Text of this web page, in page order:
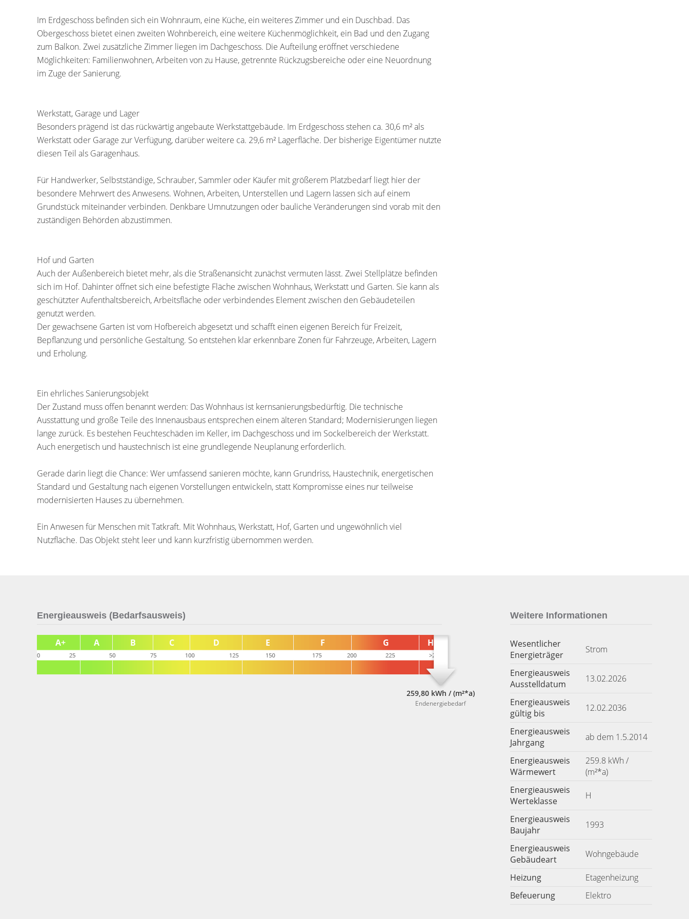
Im Erdgeschoss befinden sich ein Wohnraum, eine Küche, ein weiteres Zimmer und ein Duschbad. Das
Obergeschoss bietet einen zweiten Wohnbereich, eine weitere Küchenmöglichkeit, ein Bad und den Zugang
zum Balkon. Zwei zusätzliche Zimmer liegen im Dachgeschoss. Die Aufteilung eröffnet verschiedene
Möglichkeiten: Familienwohnen, Arbeiten von zu Hause, getrennte Rückzugsbereiche oder eine Neuordnung
im Zuge der Sanierung.
Werkstatt, Garage und Lager
Besonders prägend ist das rückwärtig angebaute Werkstattgebäude. Im Erdgeschoss stehen ca. 30,6 m² als
Werkstatt oder Garage zur Verfügung, darüber weitere ca. 29,6 m² Lagerfläche. Der bisherige Eigentümer nutzte
diesen Teil als Garagenhaus.
Für Handwerker, Selbstständige, Schrauber, Sammler oder Käufer mit größerem Platzbedarf liegt hier der
besondere Mehrwert des Anwesens. Wohnen, Arbeiten, Unterstellen und Lagern lassen sich auf einem
Grundstück miteinander verbinden. Denkbare Umnutzungen oder bauliche Veränderungen sind vorab mit den
zuständigen Behörden abzustimmen.
Hof und Garten
Auch der Außenbereich bietet mehr, als die Straßenansicht zunächst vermuten lässt. Zwei Stellplätze befinden
sich im Hof. Dahinter öffnet sich eine befestigte Fläche zwischen Wohnhaus, Werkstatt und Garten. Sie kann als
geschützter Aufenthaltsbereich, Arbeitsfläche oder verbindendes Element zwischen den Gebäudeteilen
genutzt werden.
Der gewachsene Garten ist vom Hofbereich abgesetzt und schafft einen eigenen Bereich für Freizeit,
Bepflanzung und persönliche Gestaltung. So entstehen klar erkennbare Zonen für Fahrzeuge, Arbeiten, Lagern
und Erholung.
Ein ehrliches Sanierungsobjekt
Der Zustand muss offen benannt werden: Das Wohnhaus ist kernsanierungsbedürftig. Die technische
Ausstattung und große Teile des Innenausbaus entsprechen einem älteren Standard; Modernisierungen liegen
lange zurück. Es bestehen Feuchteschäden im Keller, im Dachgeschoss und im Sockelbereich der Werkstatt.
Auch energetisch und haustechnisch ist eine grundlegende Neuplanung erforderlich.
Gerade darin liegt die Chance: Wer umfassend sanieren möchte, kann Grundriss, Haustechnik, energetischen
Standard und Gestaltung nach eigenen Vorstellungen entwickeln, statt Kompromisse eines nur teilweise
modernisierten Hauses zu übernehmen.
Ein Anwesen für Menschen mit Tatkraft. Mit Wohnhaus, Werkstatt, Hof, Garten und ungewöhnlich viel
Nutzfläche. Das Objekt steht leer und kann kurzfristig übernommen werden.
Energieausweis (Bedarfsausweis)
259,80 kWh / (m²*a)
Endenergiebedarf
Weitere Informationen
Wesentlicher
Energieträger
Strom
Energieausweis
Ausstelldatum
13.02.2026
Energieausweis
gültig bis
12.02.2036
Energieausweis
Jahrgang
ab dem 1.5.2014
Energieausweis
Wärmewert
259.8 kWh /
(m²*a)
Energieausweis
Werteklasse
H
Energieausweis
Baujahr
1993
Energieausweis
Gebäudeart
Wohngebäude
Heizung
Etagenheizung
Befeuerung
Elektro